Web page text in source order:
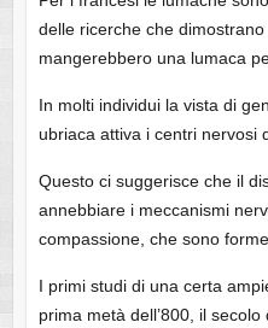
delle ricerche che
mangerebbero una lumaca
In molti individui la vista di
ubriaca attiva i centri nervosi
Questo ci suggerisce che il
annebbiare i meccanismi
compassione, che sono
I primi studi di una certa
prima metà dell’800, il